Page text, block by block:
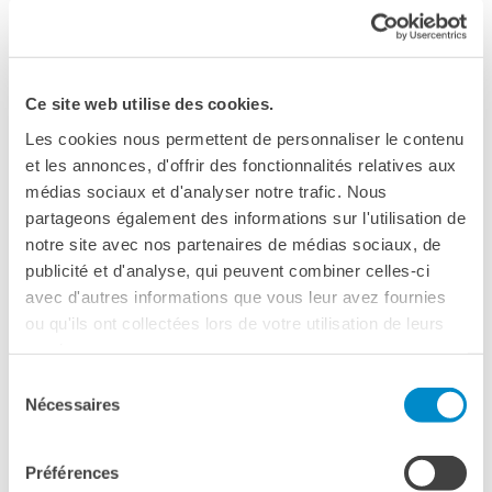
Ce site web utilise des cookies.
Les cookies nous permettent de personnaliser le contenu
et les annonces, d'offrir des fonctionnalités relatives aux
médias sociaux et d'analyser notre trafic. Nous
partageons également des informations sur l'utilisation de
notre site avec nos partenaires de médias sociaux, de
publicité et d'analyse, qui peuvent combiner celles-ci
avec d'autres informations que vous leur avez fournies
ou qu'ils ont collectées lors de votre utilisation de leurs
Nécessaires
Préférences
Pcto
BIBLIOTECA MEDIATECA
Culturethèque
Salon de lecture (online)
LIBRAIRIE FRANÇAISE DE
FLORENCE
CONSULAT DE FRANCE À
FLORENCE
CERCA
Fax firenze@institutfrancais.it
Vedere la mappa
SOUVENIR NAPOLEONIEN
Napoleone I: gli orologi e gli
orologiai del suo tempo
Venerdi 06/03 ore 17:00
pendola di Parigi, la pendola da camino.Napoleone e la